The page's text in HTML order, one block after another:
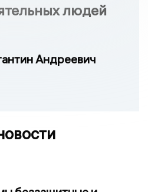
людей
Андреевич